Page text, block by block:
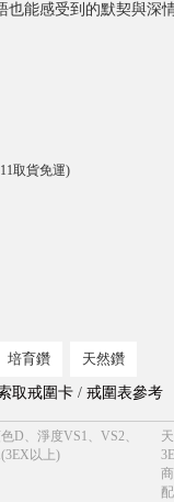
能感受到的默契與深
取貨免運)
培育鑽 天然鑽
取戒圍卡 / 戒圍表參考
D、淨度VS1、VS2、
以上)